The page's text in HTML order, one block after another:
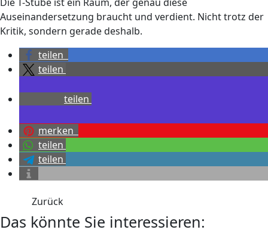
Auseinandersetzung braucht und verdient. Nicht trotz der
Kritik, sondern gerade deshalb.
teilen
teilen
teilen
merken
teilen
teilen
Zurück
Das könnte Sie interessieren: